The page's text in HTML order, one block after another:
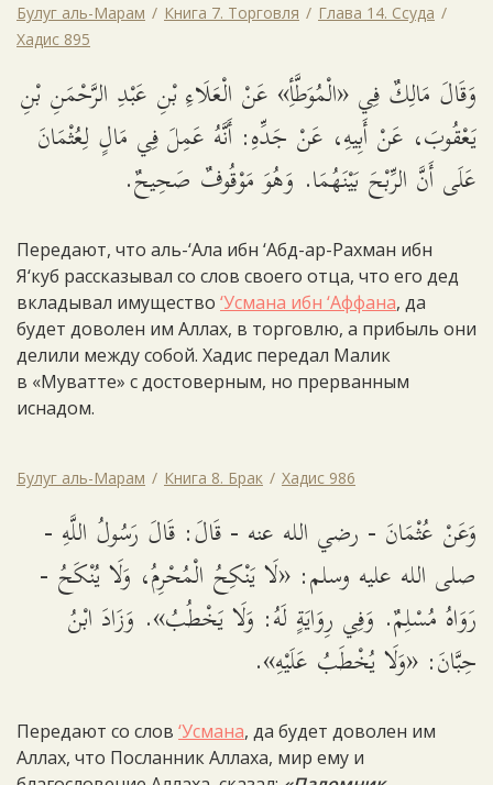
Булуг аль-Марам Книга 7. Торговля
Глава 14. Ссуда
Хадис 895
وَقَالَ مَالِكٌ فِي «الْمُوَطَّأِ» عَنْ الْعَلَاءِ بْنِ عَبْدِ الرَّحْمَنِ بْنِ
يَعْقُوبَ، عَنْ أَبِيهِ، عَنْ جَدِّهِ: أَنَّهُ عَمِلَ فِي مَالٍ لِعُثْمَانَ
عَلَى أَنَّ الرِّبْحَ بَيْنَهُمَا. وَهُوَ مَوْقُوفٌ صَحِيحٌ.
Передают, что аль-‘Ала ибн ‘Абд-ар-Рахман ибн
Я‘куб рассказывал со слов своего отца, что его дед
вкладывал имущество ‘Усмана ибн ‘Аффана, да
будет доволен им Аллах, в торговлю, а прибыль они
делили между собой. Хадис передал Малик
в «Муватте» с достоверным, но прерванным
иснадом.
Булуг аль-Марам Книга 8. Брак Хадис 986
وَعَنْ عُثْمَانَ - رضي الله عنه - قَالَ: قَالَ رَسُولُ اللَّهِ -
صلى الله عليه وسلم: «لَا يَنْكِحُ الْمُحْرِمُ، وَلَا يُنْكَحُ -
رَوَاهُ مُسْلِمٌ. وَفِي رِوَايَةٍ لَهُ: وَلَا يَخْطُبُ». وَزَادَ ابْنُ
حِبَّانَ: «وَلَا يُخْطَبُ عَلَيْهِ».
Передают со слов ‘Усмана, да будет доволен им
Аллах, что Посланник Аллаха, мир ему и